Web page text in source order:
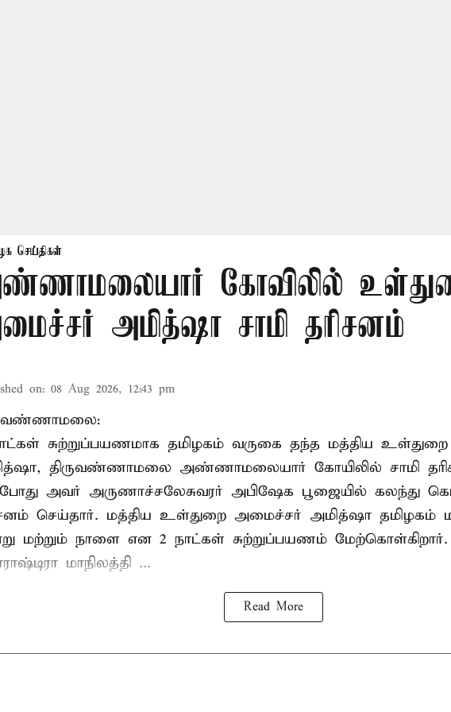
செய்திகள்
கோவிலில்
அமித்ஷா சாமி தரிசனம்
on: 08 Aug 2026, 12:43 pm
சுற்றுப்பயணமாக தமிழகம் வருகை தந்த மத்திய
திருவண்ணாமலை அண்ணாமலையார் கோயிலில் சாமி
அவர் அருணாச்சலேசுவரர் அபிஷேக பூஜையில் கலந்து
செய்தார். மத்திய உள்துறை அமைச்சர் அமித்ஷா தமிழகம்
மற்றும் நாளை என 2 நாட்கள் சுற்றுப்பயணம்
மாநிலத்தி ...
Read More